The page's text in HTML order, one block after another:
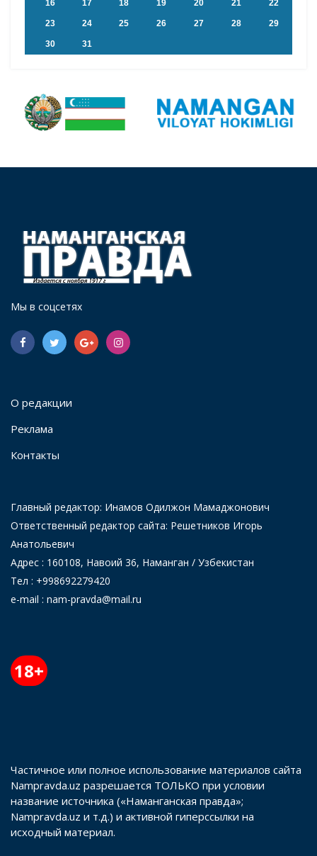
16 17 18 19 20 21 22
23 24 25 26 27 28 29
30 31
Мы в соцсетях
О редакции
Реклама
Контакты
Главный редактор: Инамов Одилжон Мамаджонович
Ответственный редактор сайта: Решетников Игорь
Анатольевич
Адрес : 160108, Навоий 36, Наманган / Узбекистан
Тел : +998692279420
e-mail : nam-pravda@mail.ru
18+
Частичное или полное использование материалов сайта
Nampravda.uz разрешается ТОЛЬКО при условии
название источника («Наманганская правда»;
Nampravda.uz и т.д.) и активной гиперссылки на
исходный материал.